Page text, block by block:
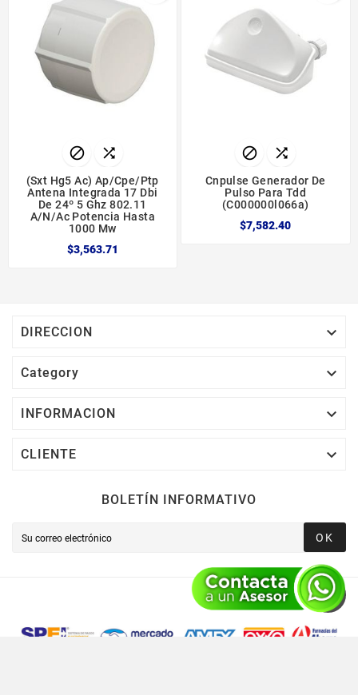
 
(sxt Hg5 Ac) Ap/cpe/ptp
Antena Integrada 17 Dbi
De 24º 5 Ghz 802.11
A/n/ac Potencia Hasta
1000 Mw
$3,563.71
 
Cnpulse Generador De
Pulso Para Tdd
(c000000l066a)
$7,582.40
DIRECCION 
Category 
INFORMACION 
CLIENTE 
BOLETÍN INFORMATIVO
OK